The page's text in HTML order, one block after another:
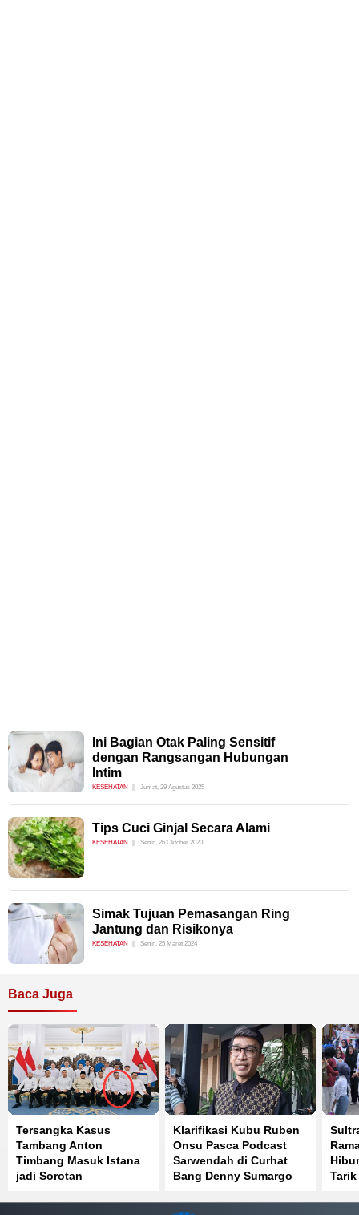
Ini Bagian Otak Paling Sensitif
dengan Rangsangan Hubungan
Intim
KESEHATAN Jumat, 29 Agustus 2025
Tips Cuci Ginjal Secara Alami
KESEHATAN Senin, 26 Oktober 2020
Simak Tujuan Pemasangan Ring
Jantung dan Risikonya
KESEHATAN Senin, 25 Maret 2024
Baca Juga
Tersangka Kasus
Tambang Anton
Timbang Masuk Istana
jadi Sorotan
Klarifikasi Kubu Ruben
Onsu Pasca Podcast
Sarwendah di Curhat
Bang Denny Sumargo
Tarik